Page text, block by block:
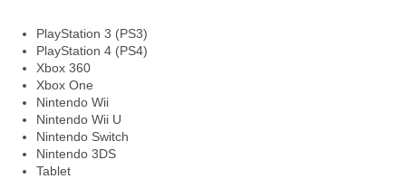
PlayStation 3 (PS3)
PlayStation 4 (PS4)
Xbox 360
Xbox One
Nintendo Wii
Nintendo Wii U
Nintendo Switch
Nintendo 3DS
Tablet